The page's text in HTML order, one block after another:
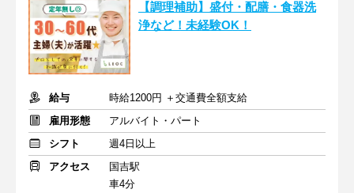
【調理補助】盛付・配膳・食器洗
浄など！未経験OK！
給与
時給1200円 ＋交通費全額支給
雇用形態
アルバイト・パート
シフト
週4日以上
アクセス
国吉駅
車4分